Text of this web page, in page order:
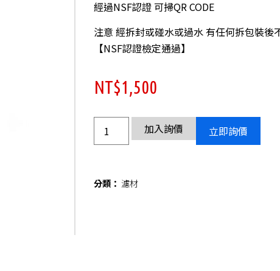
經過NSF認證 可掃QR CODE
注意 經拆封或碰水或過水 有任何拆包裝後
【NSF認證檢定通過】
NT$1,500
加入詢價 立即詢價
分類： 濾材